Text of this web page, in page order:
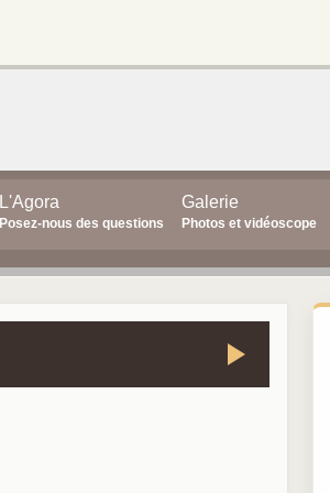
L'Agora
Posez-nous des questions
Galerie
Photos et vidéoscope